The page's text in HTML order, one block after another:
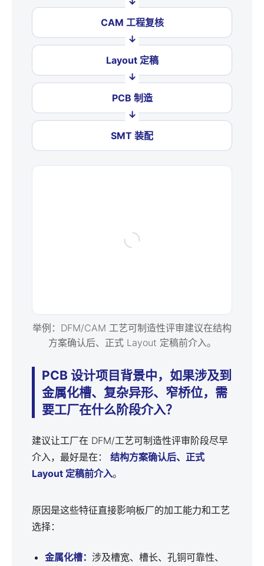
CAM 工程复核
Layout 定稿
PCB 制造
SMT 装配
举例：DFM/CAM 工艺可制造性评审建议在结构
方案确认后、正式 Layout 定稿前介入。
PCB 设计项目背景中，如果涉及到
金属化槽、复杂异形、窄桥位，需
要工厂在什么阶段介入？
建议让工厂在 DFM/工艺可制造性评审阶段尽早
介入，最好是在： 结构方案确认后、正式
Layout 定稿前介入。
原因是这些特征直接影响板厂的加工能力和工艺
选择：
金属化槽： 涉及槽宽、槽长、孔铜可靠性、